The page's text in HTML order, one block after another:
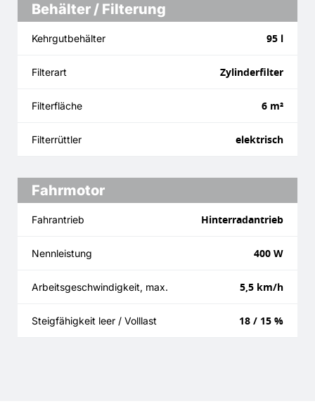
Behälter / Filterung
Kehrgutbehälter 95 l
Filterart Zylinderfilter
Filterfläche 6 m²
Filterrüttler elektrisch
Fahrmotor
Fahrantrieb Hinterradantrieb
Nennleistung 400 W
Arbeitsgeschwindigkeit, max. 5,5 km/h
Steigfähigkeit leer / Volllast 18 / 15 %